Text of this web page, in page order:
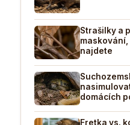
Strašilky a
najdete
domácích
Fretka vs.